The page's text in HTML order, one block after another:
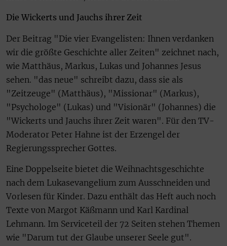
Die Wickerts und Jauchs ihrer Zeit
Der Beitrag "Die vier Evangelisten: Ihnen verdanken
wir die größte Geschichte aller Zeiten" zeichnet nach,
wie Matthäus, Markus, Lukas und Johannes Jesus
sehen. "das neue" schreibt dazu, dass sie als
"Zeitzeuge" (Matthäus), "Missionar" (Markus),
"Psychologe" (Lukas) und "Visionär" (Johannes) die
"Wickerts und Jauchs ihrer Zeit waren". Für den TV-
Moderator Peter Hahne ist der Erzengel der
Regierungssprecher Gottes.
Eine Doppelseite bietet die Weihnachtsgeschichte
nach dem Lukasevangelium zum Ausschneiden und
Vorlesen für Kinder. Dazu enthält das Heft auch noch
Texte von Margot Käßmann und Karl Kardinal
Lehmann. Im Serviceteil der 72 Seiten stehen Themen
wie "Darum tut der Glaube unserer Seele gut".